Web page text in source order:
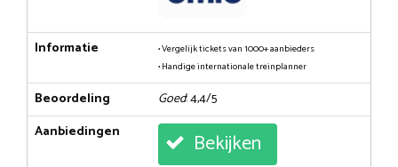
Informatie
• Vergelijk tickets van 1000+ aanbieders
• Handige internationale treinplanner
Beoordeling Goed: 4,4/5
Aanbiedingen
Bekijken